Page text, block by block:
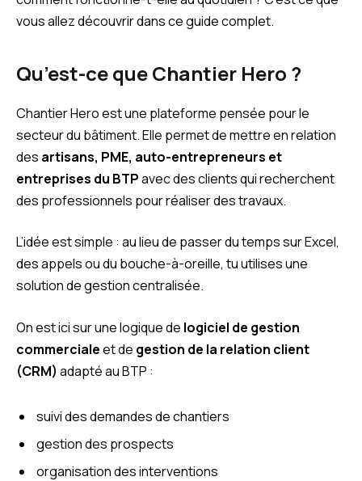
vous allez découvrir dans ce guide complet.
Qu’est-ce que Chantier Hero ?
Chantier Hero est une plateforme pensée pour le
secteur du bâtiment. Elle permet de mettre en relation
des artisans, PME, auto-entrepreneurs et
entreprises du BTPavec des clients qui recherchent
des professionnels pour réaliser des travaux.
L’idée est simple : au lieu de passer du temps sur Excel,
des appels ou du bouche-à-oreille, tu utilises une
solution de gestion centralisée.
On est ici sur une logique de logiciel de gestion
commercialeet de gestion de la relation client
(CRM) adapté au BTP :
suivi des demandes de chantiers
gestion des prospects
organisation des interventions